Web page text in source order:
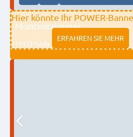
Hier könnte Ihr POWER-
ERFAHREN SIE MEHR
Monteurzimmer
11333 fulda